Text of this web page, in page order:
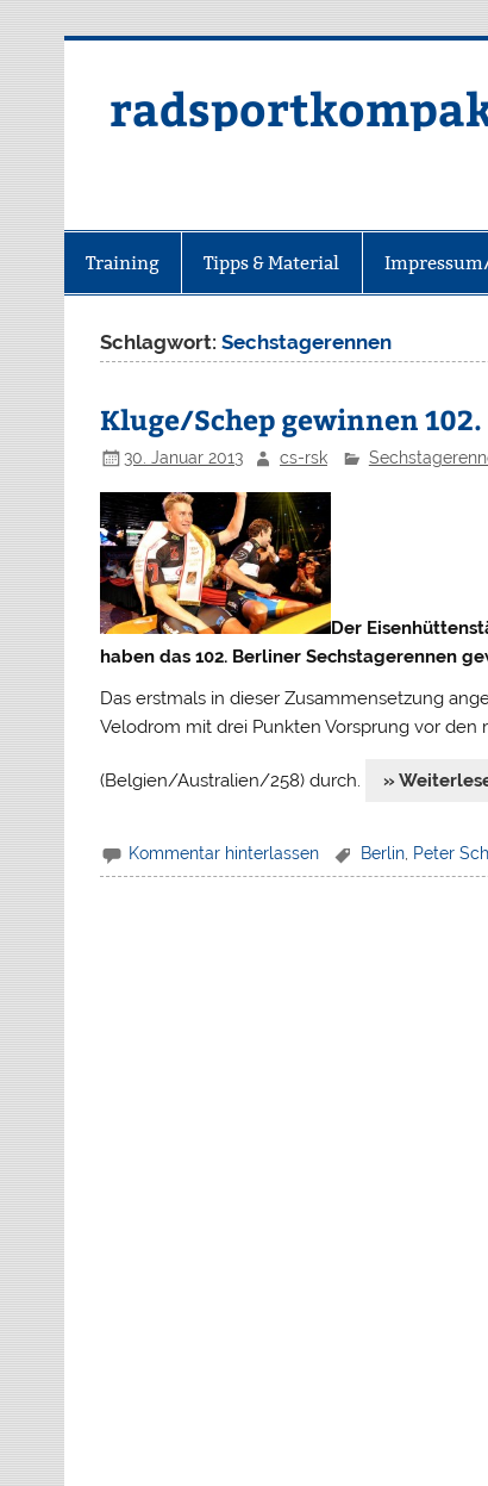
Training Tipps & Material
Schlagwort:Sechstagerennen
Kluge/Schep gewinnen
30. Januar 2013 cs-rsk
Der
haben das 102. Berliner Sechstagerennen
Das erstmals in dieser Zusammensetzung
Velodrom mit drei Punkten Vorsprung vor
(Belgien/Australien/258) durch. »
Kommentar hinterlassen Berlin, Peter